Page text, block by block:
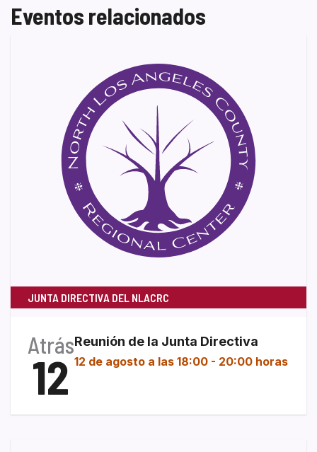
Eventos relacionados
JUNTA DIRECTIVA DEL NLACRC
Atrás
12
Reunión de la Junta Directiva
12 de agosto a las 18:00 - 20:00 horas